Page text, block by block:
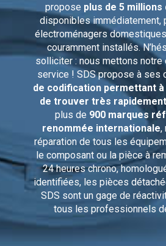
propose plus de 5
disponibles immédiatement,
électroménagers
couramment installés.
solliciter : nous mettons notre
service ! SDS propose à ses
de codification permettant
de trouver très
plus de 900 marques
renommée internationale,
réparation de tous les
le composant ou la pièce à
24 heures chrono,
identifiées, les pièces
SDS sont un gage de
tous les professionnels